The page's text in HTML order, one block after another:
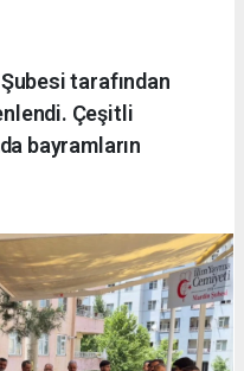
tarafından
Çeşitli
bayramların